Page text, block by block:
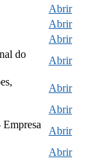
Abrir
Abrir
Abrir
do
Abrir
Abrir
Abrir
Abrir
Abrir